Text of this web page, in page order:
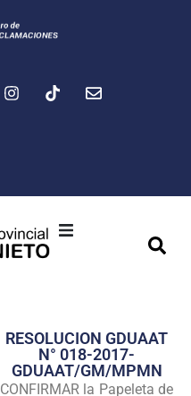
Transparencia
Seguridad
RESOLUCION GDUAAT
N° 018-2017-
GDUAAT/GM/MPMN
CONFIRMAR la Papeleta de